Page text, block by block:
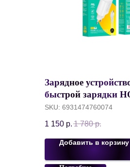
Зарядное
быстрой зарядки
USB-C PD25W +
Type-C to Lightning
Белый
SKU: 6931474760074
1 150 р. 1 780 р.
Добавить в корзину